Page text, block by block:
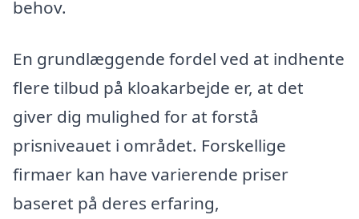
behov.
En grundlæggende fordel ved at indhente
flere tilbud på kloakarbejde er, at det
giver dig mulighed for at forstå
prisniveauet i området. Forskellige
firmaer kan have varierende priser
baseret på deres erfaring,